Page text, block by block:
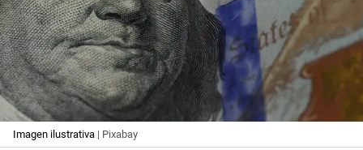
Imagen ilustrativa | Pixabay